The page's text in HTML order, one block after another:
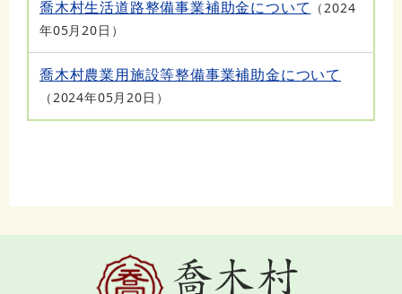
喬木村生活道路整備事業補助金について
2024
年05月20日
喬木村農業用施設等整備事業補助金について
2024年05月20日